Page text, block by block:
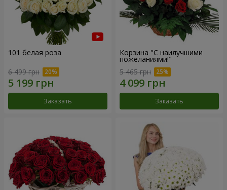
101 белая роза
6 499 грн
Заказать
Корзина "С наилучшими
пожеланиями!"
5 465 грн
Заказать